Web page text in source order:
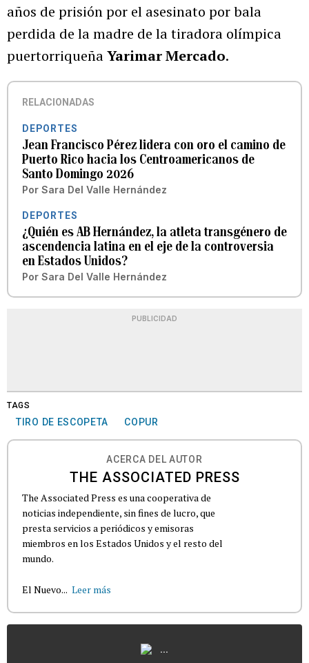
años de prisión por el asesinato por bala
perdida de la madre de la tiradora olímpica
puertorriqueñaYarimar Mercado.
RELACIONADAS
DEPORTES
Jean Francisco Pérez lidera con oro el camino de
Puerto Rico hacia los Centroamericanos de
Santo Domingo 2026
Por Sara Del Valle Hernández
DEPORTES
¿Quién es AB Hernández, la atleta transgénero de
ascendencia latina en el eje de la controversia
en Estados Unidos?
Por Sara Del Valle Hernández
PUBLICIDAD
TAGS
TIRO DE ESCOPETA COPUR
ACERCA DEL AUTOR
THE ASSOCIATED PRESS
The Associated Press es una cooperativa de
noticias independiente, sin fines de lucro, que
presta servicios a periódicos y emisoras
miembros en los Estados Unidos y el resto del
mundo.
El Nuevo... Leer más
...